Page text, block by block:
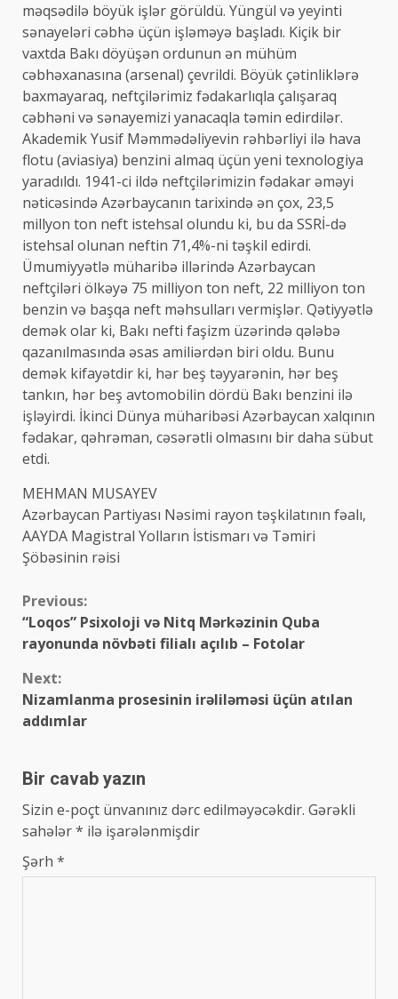
məqsədilə böyük işlər görüldü. Yüngül və yeyinti
sənayeləri cəbhə üçün işləməyə başladı. Kiçik bir
vaxtda Bakı döyüşən ordunun ən mühüm
cəbhəxanasına (arsenal) çevrildi. Böyük çətinliklərə
baxmayaraq, neftçilərimiz fədakarlıqla çalışaraq
cəbhəni və sənayemizi yanacaqla təmin edirdilər.
Akademik Yusif Məmmədəliyevin rəhbərliyi ilə hava
flotu (aviasiya) benzini almaq üçün yeni texnologiya
yaradıldı. 1941-ci ildə neftçilərimizin fədakar əməyi
nəticəsində Azərbaycanın tarixində ən çox, 23,5
millyon ton neft istehsal olundu ki, bu da SSRİ-də
istehsal olunan neftin 71,4%-ni təşkil edirdi.
Ümumiyyətlə müharibə illərində Azərbaycan
neftçiləri ölkəyə 75 milliyon ton neft, 22 milliyon ton
benzin və başqa neft məhsulları vermişlər. Qətiyyətlə
demək olar ki, Bakı nefti faşizm üzərində qələbə
qazanılmasında əsas amiliərdən biri oldu. Bunu
demək kifayətdir ki, hər beş təyyarənin, hər beş
tankın, hər beş avtomobilin dördü Bakı benzini ilə
işləyirdi. İkinci Dünya müharibəsi Azərbaycan xalqının
fədakar, qəhrəman, cəsərətli olmasını bir daha sübut
etdi.
MEHMAN MUSAYEV
Azərbaycan Partiyası Nəsimi rayon təşkilatının fəalı,
AAYDA Magistral Yolların İstismarı və Təmiri
Şöbəsinin rəisi
Continue
Reading
Previous:
“Loqos” Psixoloji və Nitq Mərkəzinin Quba
rayonunda növbəti filialı açılıb – Fotolar
Next:
Nizamlanma prosesinin irəliləməsi üçün atılan
addımlar
Bir cavab yazın
Sizin e-poçt ünvanınız dərc edilməyəcəkdir. Gərəkli
sahələr* ilə işarələnmişdir
Şərh *